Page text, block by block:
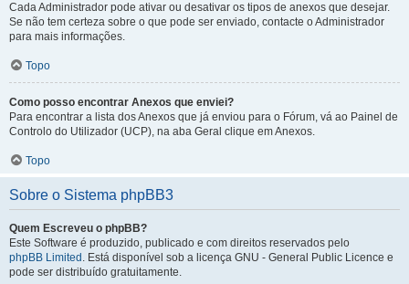
Cada Administrador pode ativar ou desativar os tipos de anexos que desejar.
Se não tem certeza sobre o que pode ser enviado, contacte o Administrador
para mais informações.
Topo
Como posso encontrar Anexos que enviei?
Para encontrar a lista dos Anexos que já enviou para o Fórum, vá ao Painel de
Controlo do Utilizador (UCP), na aba Geral clique em Anexos.
Topo
Sobre o Sistema phpBB3
Quem Escreveu o phpBB?
Este Software é produzido, publicado e com direitos reservados pelo
phpBB Limited . Está disponível sob a licença GNU - General Public Licence e
pode ser distribuído gratuitamente.